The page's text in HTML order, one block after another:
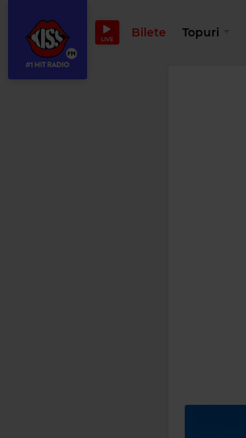
LIVE Bilete Topuri